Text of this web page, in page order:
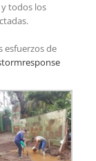
todos los
esfuerzos de